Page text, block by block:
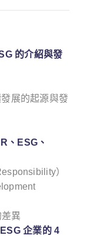
的介紹與發
展的起源與發
、ESG、
）
異
企業的 4